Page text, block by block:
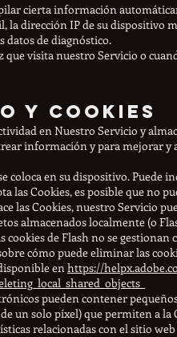
cierta información
dirección IP de su dispositivo
de diagnóstico.
visita nuestro Servicio o
y cookies
en Nuestro Servicio y
información y para mejorar y
en su dispositivo. Puede
las Cookies, es posible que no
las Cookies, nuestro Servicio
almacenados localmente (o
de Flash no se
cómo puede eliminar las
en https://
pueden contener
un solo píxel) que permiten a
relacionadas con el sitio